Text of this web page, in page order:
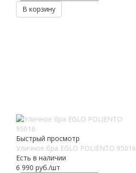
В корзину
Быстрый просмотр
Уличное бра EGLO POLIENTO 95016
Есть в наличии
6 990 руб./шт